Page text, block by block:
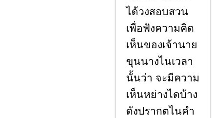
ได้วงสอบสวน
เพื่อฟังความคิด
เห็นของเจ้านาย
ขุนนางไนเวลา
นั้นว่า จะมีความ
เห็นหย่างไดบ้าง
ดังปรากตไนคำ